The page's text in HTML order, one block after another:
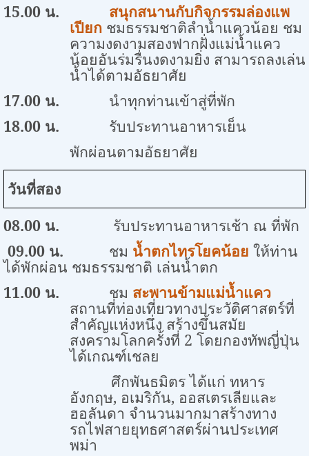
15.00น. สนุกสนานกับกิจกรรมล่องแพ
เปียกชมธรรมชาติลำน้ำแควน้อย ชม
ความงดงามสองฟากฝั่งแม่น้ำแคว
น้อยอันร่มรื่นงดงามยิ่ง สามารถลงเล่น
น้ำได้ตามอัธยาศัย
17.00 น.
นำทุกท่านเข้าสู่ที่พัก
18.00น.
รับประทานอาหารเย็น
พักผ่อนตามอัธยาศัย
วันที่สอง
08.00 น.
รับประทานอาหารเช้า ณ ที่พัก
09.00น. ชม น้ำตกไทรโยคน้อย ให้ท่าน
ได้พักผ่อน ชมธรรมชาติ เล่นน้ำตก
11.00 น. ชม สะพานข้ามแม่น้ำแคว
สถานที่ท่องเที่ยวทางประวัติศาสตร์ที่
สำคัญแห่งหนึ่ง สร้างขึ้นสมัย
สงครามโลกครั้งที่ 2 โดยกองทัพญี่ปุ่น
ได้เกณฑ์เชลย
ศึกพันธมิตร ได้แก่ ทหาร
อังกฤษ, อเมริกัน, ออสเตรเลียและ
ฮอลันดา จำนวนมากมาสร้างทาง
รถไฟสายยุทธศาสตร์ผ่านประเทศ
พม่า